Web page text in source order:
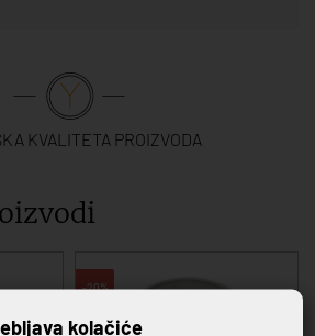
KVALITETA PROIZVODA
-20%
kolačiće